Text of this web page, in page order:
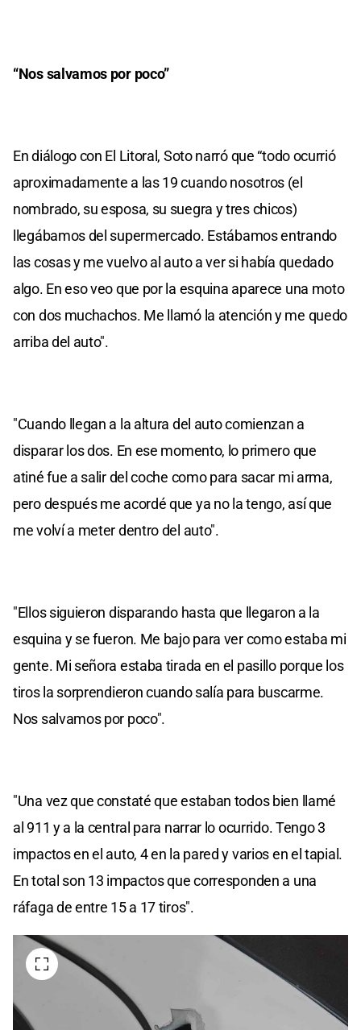
“Nos salvamos por poco”
En diálogo con El Litoral, Soto narró que “todo ocurrió
aproximadamente a las 19 cuando nosotros (el
nombrado, su esposa, su suegra y tres chicos)
llegábamos del supermercado. Estábamos entrando
las cosas y me vuelvo al auto a ver si había quedado
algo. En eso veo que por la esquina aparece una moto
con dos muchachos. Me llamó la atención y me quedo
arriba del auto".
"Cuando llegan a la altura del auto comienzan a
disparar los dos. En ese momento, lo primero que
atiné fue a salir del coche como para sacar mi arma,
pero después me acordé que ya no la tengo, así que
me volví a meter dentro del auto".
"Ellos siguieron disparando hasta que llegaron a la
esquina y se fueron. Me bajo para ver como estaba mi
gente. Mi señora estaba tirada en el pasillo porque los
tiros la sorprendieron cuando salía para buscarme.
Nos salvamos por poco".
"Una vez que constaté que estaban todos bien llamé
al 911 y a la central para narrar lo ocurrido. Tengo 3
impactos en el auto, 4 en la pared y varios en el tapial.
En total son 13 impactos que corresponden a una
ráfaga de entre 15 a 17 tiros".